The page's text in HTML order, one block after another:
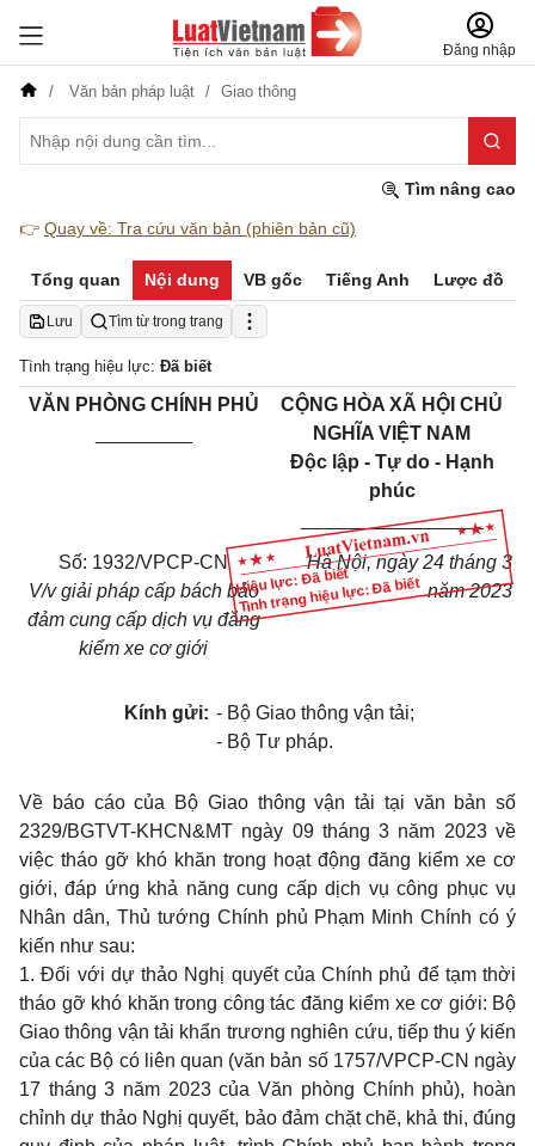
Đăng nhập
Văn bản pháp luật Giao thông
Tìm nâng cao
👉 Quay về: Tra cứu văn bản (phiên bản cũ)
Tổng quan Nội dung VB gốc Tiếng Anh Lược đồ
Lưu Tìm từ trong trang
Tình trạng hiệu lực: Đã biết
Hiệu lực: Đã biết
Tình trạng hiệu lực: Đã biết
VĂN PHÒNG CHÍNH PHỦ
CỘNG HÒA XÃ HỘI CHỦ
NGHĨA VIỆT NAM
Độc lập - Tự do - Hạnh
phúc
_________________
Số: 1932/VPCP-CN
V/v giải pháp cấp bách bảo
đảm cung cấp dịch vụ đăng
kiểm xe cơ giới
Hà Nội, ngày 24 tháng 3
năm 2023
Kính gửi: - Bộ Giao thông vận tải;
- Bộ Tư pháp.
Về báo cáo của Bộ Giao thông vận tải tại văn bản số
2329/BGTVT-KHCN&MT ngày 09 tháng 3 năm 2023 về
việc tháo gỡ khó khăn trong hoạt động đăng kiểm xe cơ
giới, đáp ứng khả năng cung cấp dịch vụ công phục vụ
Nhân dân, Thủ tướng Chính phủ Phạm Minh Chính có ý
kiến như sau:
1. Đối với dự thảo Nghị quyết của Chính phủ để tạm thời
tháo gỡ khó khăn trong công tác đăng kiểm xe cơ giới: Bộ
Giao thông vận tải khẩn trương nghiên cứu, tiếp thu ý kiến
của các Bộ có liên quan (văn bản số 1757/VPCP-CN ngày
17 tháng 3 năm 2023 của Văn phòng Chính phủ), hoàn
chỉnh dự thảo Nghị quyết, bảo đảm chặt chẽ, khả thi, đúng